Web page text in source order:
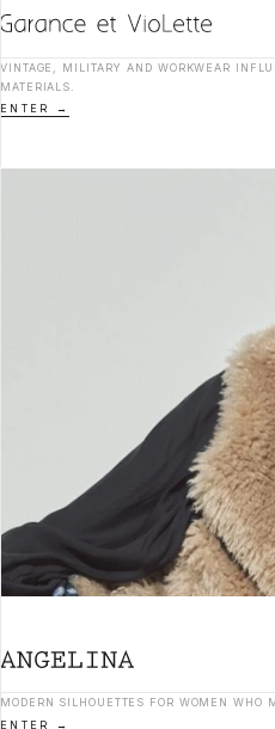
VINTAGE, MILITARY AND WORKWEAR
MATERIALS.
ENTER
MODERN SILHOUETTES FOR WOMEN WHO
ENTER